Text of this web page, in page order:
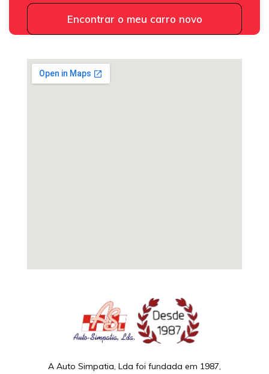
Encontrar o meu carro novo
A Auto Simpatia, Lda foi fundada em 1987,